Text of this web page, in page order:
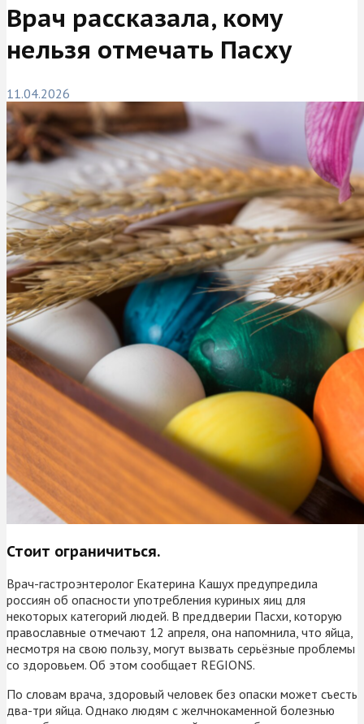
Врач рассказала, кому
нельзя отмечать Пасху
11.04.2026
Стоит ограничиться.
Врач-гастроэнтеролог Екатерина Кашух предупредила
россиян об опасности употребления куриных яиц для
некоторых категорий людей. В преддверии Пасхи, которую
православные отмечают 12 апреля, она напомнила, что яйца,
несмотря на свою пользу, могут вызвать серьёзные проблемы
со здоровьем. Об этом сообщает REGIONS.
По словам врача, здоровый человек без опаски может съесть
два-три яйца. Однако людям с желчнокаменной болезнью